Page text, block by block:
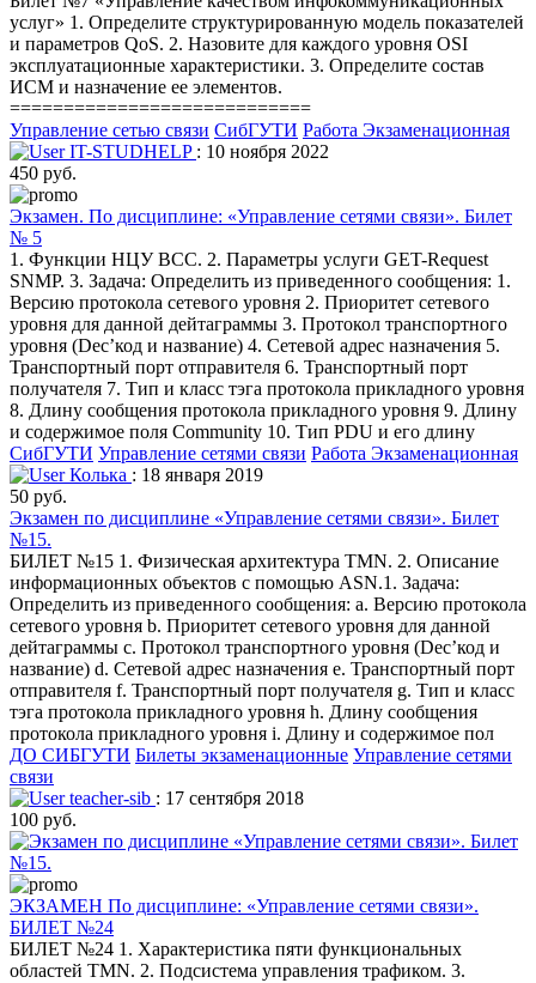
услуг» 1. Определите структурированную модель показателей
и параметров QoS. 2. Назовите для каждого уровня OSI
эксплуатационные характеристики. 3. Определите состав
ИСМ и назначение ее элементов.
============================
Управление сетью связи СибГУТИ Работа Экзаменационная
IT-STUDHELP : 10 ноября 2022
450 руб.
Экзамен. По дисциплине: «Управление сетями связи». Билет
№ 5
1. Функции НЦУ ВСС. 2. Параметры услуги GET-Request
SNMP. 3. Задача: Определить из приведенного сообщения: 1.
Версию протокола сетевого уровня 2. Приоритет сетевого
уровня для данной дейтаграммы 3. Протокол транспортного
уровня (Dec’код и название) 4. Сетевой адрес назначения 5.
Транспортный порт отправителя 6. Транспортный порт
получателя 7. Тип и класс тэга протокола прикладного уровня
8. Длину сообщения протокола прикладного уровня 9. Длину
и содержимое поля Community 10. Тип PDU и его длину
СибГУТИ Управление сетями связи Работа Экзаменационная
Колька : 18 января 2019
50 руб.
Экзамен по дисциплине «Управление сетями связи». Билет
№15.
БИЛЕТ №15 1. Физическая архитектура TMN. 2. Описание
информационных объектов с помощью ASN.1. Задача:
Определить из приведенного сообщения: a. Версию протокола
сетевого уровня b. Приоритет сетевого уровня для данной
дейтаграммы c. Протокол транспортного уровня (Dec’код и
название) d. Сетевой адрес назначения e. Транспортный порт
отправителя f. Транспортный порт получателя g. Тип и класс
тэга протокола прикладного уровня h. Длину сообщения
протокола прикладного уровня i. Длину и содержимое пол
ДО СИБГУТИ Билеты экзаменационные Управление сетями
связи
teacher-sib : 17 сентября 2018
100 руб.
ЭКЗАМЕН По дисциплине: «Управление сетями связи».
БИЛЕТ №24
БИЛЕТ №24 1. Характеристика пяти функциональных
областей TMN. 2. Подсистема управления трафиком. 3.